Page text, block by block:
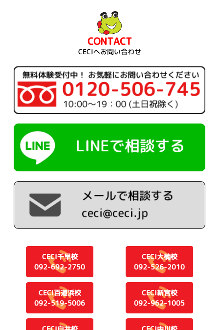
CONTACT
CECIへお問い合わせ
CECI千早校
092-692-2750
CECI大楠校
092-526-2010
CECI百道浜校
092-519-5006
CECI新宮校
092-962-1005